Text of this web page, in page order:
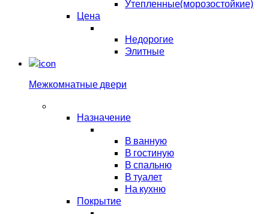
Утепленные(морозостойкие)
Цена
Недорогие
Элитные
Межкомнатные двери
Назначение
В ванную
В гостиную
В спальню
В туалет
На кухню
Покрытие